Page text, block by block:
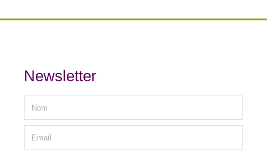
Newsletter